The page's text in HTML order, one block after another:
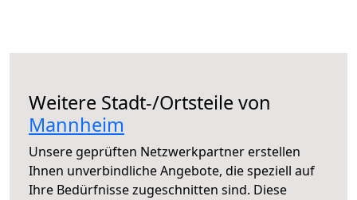
Weitere Stadt-/Ortsteile von
Mannheim
Unsere geprüften Netzwerkpartner erstellen
Ihnen unverbindliche Angebote, die speziell auf
Ihre Bedürfnisse zugeschnitten sind. Diese